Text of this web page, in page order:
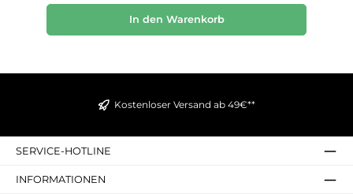
In den Warenkorb
Kostenloser Versand ab 49€**
SERVICE-HOTLINE
INFORMATIONEN